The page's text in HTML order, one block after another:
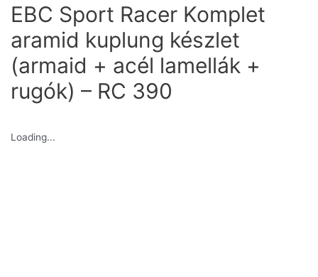
EBC Sport Racer Komplet
aramid kuplung készlet
(armaid + acél lamellák +
rugók) – RC 390
Loading...